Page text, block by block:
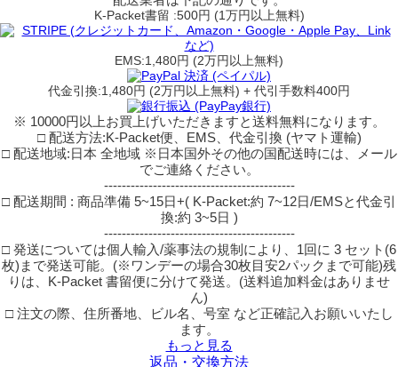
K-Packet書留 :500円 (1万円以上無料)
EMS:1,480円 (2万円以上無料)
代金引換:1,480円 (2万円以上無料) + 代引手数料400円
※ 10000円以上お買上げいただきますと送料無料になります。
□ 配送方法:K-Packet便、EMS、代金引換 (ヤマト運輸)
□ 配送地域:日本 全地域 ※日本国外その他の国配送時には、メール
でご連絡ください。
-------------------------------------------
□ 配送期間 : 商品準備 5~15日+( K-Packet:約 7~12日/EMSと代金引
換:約 3~5日 )
-------------------------------------------
□ 発送については個人輸入/薬事法の規制により、1回に 3 セット(6
枚)まで発送可能。(※ワンデーの場合30枚目安2パックまで可能)残
りは、K-Packet 書留便に分けて発送。(送料追加料金はありませ
ん)
□ 注文の際、住所番地、ビル名、号室 など正確記入お願いいたし
ます。
もっと見る
返品・交換方法